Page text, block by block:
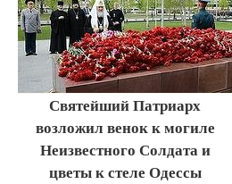
Святейший Патриарх
возложил венок к могиле
Неизвестного Солдата и
цветы к стеле Одессы